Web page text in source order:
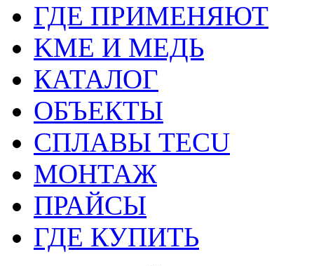
ГДЕ ПРИМЕНЯЮТ
KME И МЕДЬ
КАТАЛОГ
ОБЪЕКТЫ
СПЛАВЫ TECU
МОНТАЖ
ПРАЙСЫ
ГДЕ КУПИТЬ